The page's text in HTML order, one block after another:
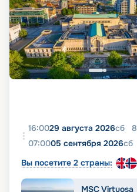
16:0029 августа 2026сб 8
07:0005 сентября 2026сб
Вы посетите 2 страны:
MSC Virtuosa